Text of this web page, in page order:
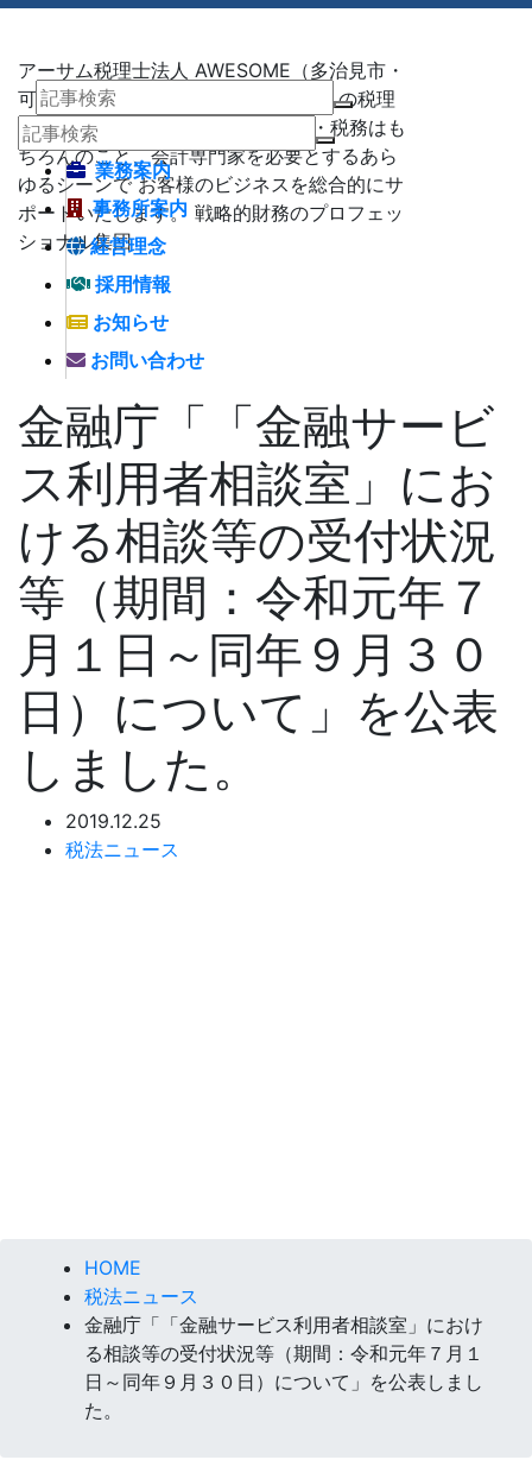
アーサム税理士法人 AWESOME（多治見市・
可児市・瑞浪市・土岐市） -地域No1 の税理
士法人 アーサム税理士法人 – 会計・税務はも
ちろんのこと、会計専門家を必要とするあら
ゆるシーンで お客様のビジネスを総合的にサ
ポートいたします。 戦略的財務のプロフェッ
ショナル集団
業務案内
事務所案内
経営理念
採用情報
お知らせ
お問い合わせ
金融庁「「金融サービ
ス利用者相談室」にお
ける相談等の受付状況
等（期間：令和元年７
月１日～同年９月３０
日）について」を公表
しました。
2019.12.25
税法ニュース
HOME
税法ニュース
金融庁「「金融サービス利用者相談室」におけ
る相談等の受付状況等（期間：令和元年７月１
日～同年９月３０日）について」を公表しまし
た。